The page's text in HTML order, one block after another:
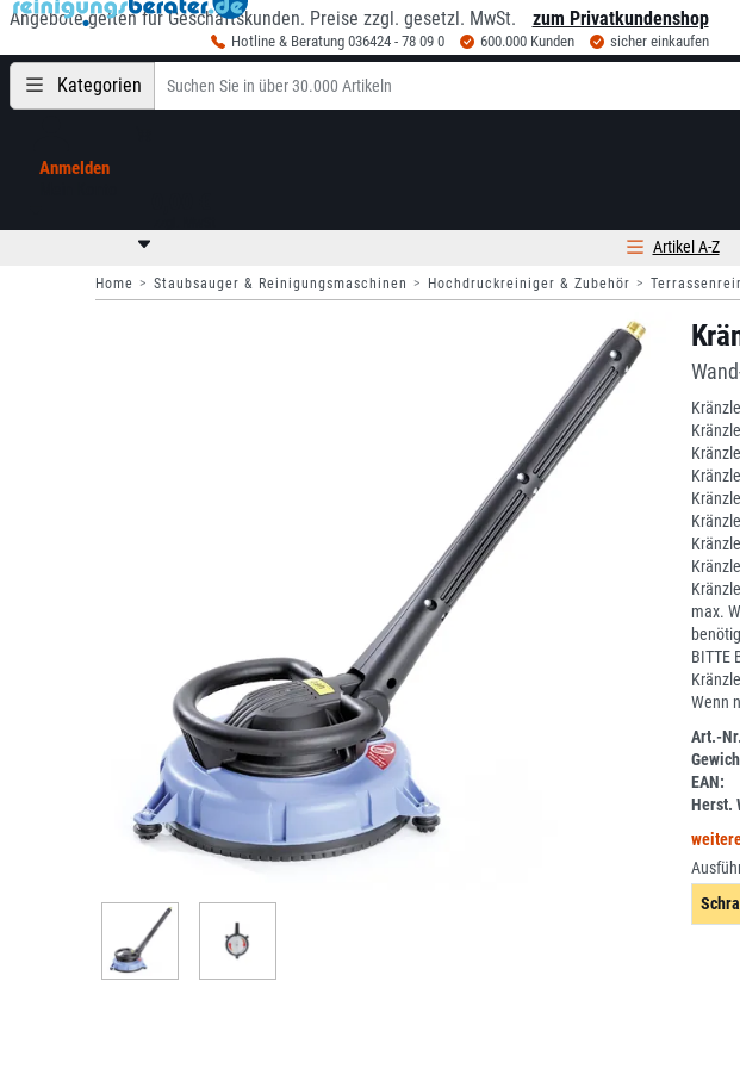
Angebote gelten für Geschäftskunden. Preise zzgl. gesetzl. MwSt. zum Privatkundenshop
Hotline & Beratung 036424 - 78 09 0 600.000 Kunden sicher einkaufen
Kategorien
Anmelden
Artikel A-Z
Home Staubsauger & Reinigungsmaschinen Hochdruckreiniger & Zubehör
max.
BITTE
Wenn
Art.-
EAN:
Herst.